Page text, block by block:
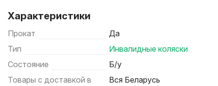
Характеристики
Прокат
Да
Тип
Инвалидные коляски
Состояние
Б/у
Товары с доставкой в
Вся Беларусь